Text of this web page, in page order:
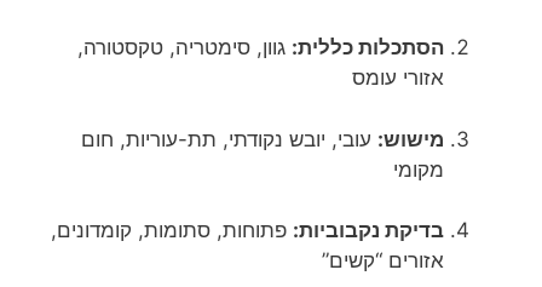
הסתכלות כללית: גוון, סימטריה, טקסטורה,
אזורי עומס
מישוש: עובי, יובש נקודתי, תת-עוריות, חום
מקומי
בדיקת נקבוביות: פתוחות, סתומות, קומדונים,
אזורים “קשים”